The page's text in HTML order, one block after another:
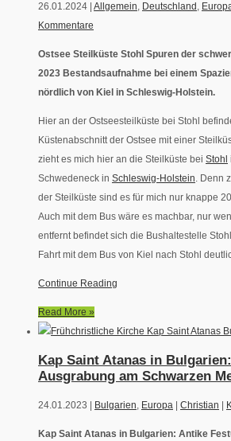
26.01.2024 | Allgemein, Deutschland ,
Kommentare
Ostsee Steilküste Stohl Spuren der
2023 Bestandsaufnahme bei einem
nördlich von Kiel in Schleswig-Holstein.
Hier an der Ostseesteilküste bei Stohl
Küstenabschnitt der Ostsee mit einer
zieht es mich hier an die Steilküste bei Stohl
Schwedeneck in Schleswig-Holstein. Denn
der Steilküste sind es für mich nur knappe
Auch mit dem Bus wäre es machbar, nur
entfernt befindet sich die Bushaltestelle
Fahrt mit dem Bus von Kiel nach Stohl
Continue Reading
Read More »
Kap Saint Atanas in
Ausgrabung am Schwarzen
24.01.2023 | Bulgarien Europa | Christian |
Kap Saint Atanas in Bulgarien: Antike